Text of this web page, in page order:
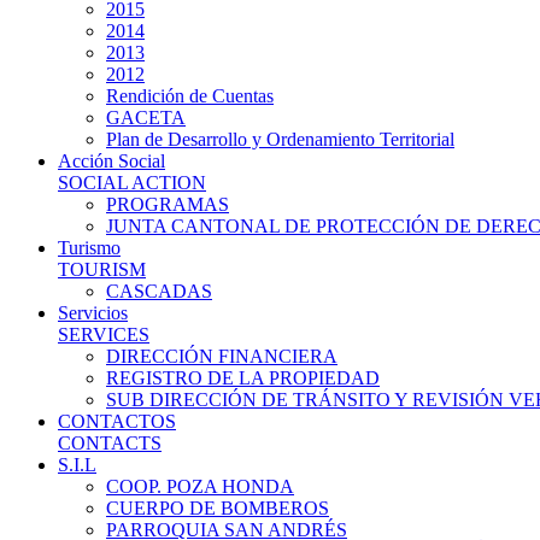
2015
2014
2013
2012
Rendición de Cuentas
GACETA
Plan de Desarrollo y Ordenamiento Territorial
Acción Social
SOCIAL ACTION
PROGRAMAS
JUNTA CANTONAL DE PROTECCIÓN DE
Turismo
TOURISM
CASCADAS
Servicios
SERVICES
DIRECCIÓN FINANCIERA
REGISTRO DE LA PROPIEDAD
SUB DIRECCIÓN DE TRÁNSITO Y REVISIÓN
CONTACTOS
CONTACTS
S.I.L
COOP. POZA HONDA
CUERPO DE BOMBEROS
PARROQUIA SAN ANDRÉS